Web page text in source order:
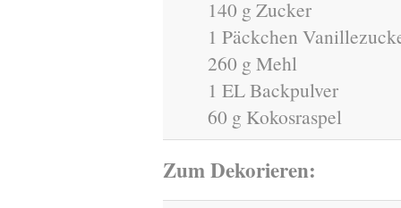
140 g Zucker
1 Päckchen
260 g Mehl
1 EL Backpulver
60 g Kokosraspel
Zum Dekorieren: